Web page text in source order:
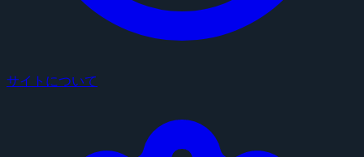
サイトについて